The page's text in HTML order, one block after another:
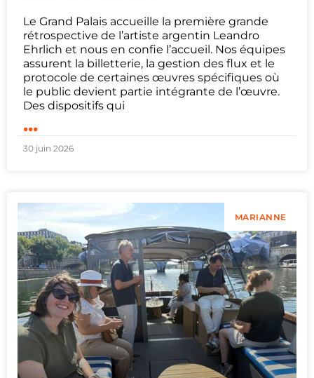
Le Grand Palais accueille la première grande
rétrospective de l’artiste argentin Leandro
Ehrlich et nous en confie l’accueil. Nos équipes
assurent la billetterie, la gestion des flux et le
protocole de certaines œuvres spécifiques où
le public devient partie intégrante de l’œuvre.
Des dispositifs qui
...
30 juin 2026
MARIANNE